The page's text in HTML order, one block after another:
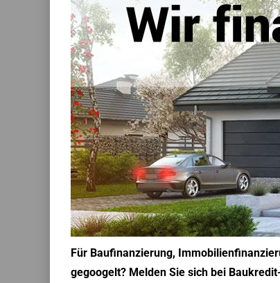
Für Baufinanzierung,
gegoogelt? Melden Sie sich bei